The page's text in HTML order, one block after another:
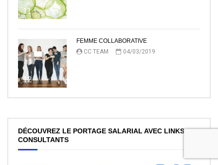
11
12
FEMME COLLABORATIVE
CC TEAM
04/03/2019
DÉCOUVREZ LE PORTAGE SALARIAL AVEC LINKS
CONSULTANTS